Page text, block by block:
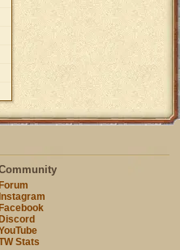
Forum
Instagram
Facebook
Discord
Stats